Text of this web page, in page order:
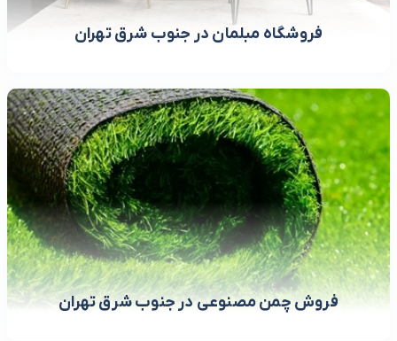
فروشگاه مبلمان در جنوب شرق تهران
فروش چمن مصنوعی در جنوب شرق تهران